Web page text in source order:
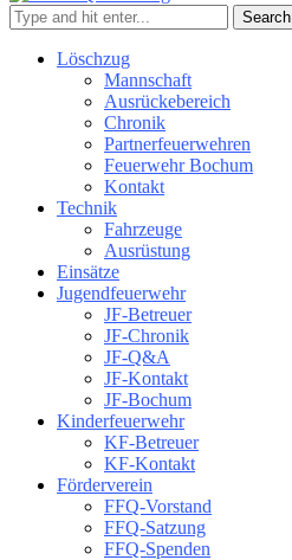
Search
Löschzug
Mannschaft
Ausrückebereich
Chronik
Partnerfeuerwehren
Feuerwehr Bochum
Kontakt
Technik
Fahrzeuge
Ausrüstung
Einsätze
Jugendfeuerwehr
JF-Betreuer
JF-Chronik
JF-Q&A
JF-Kontakt
JF-Bochum
Kinderfeuerwehr
KF-Betreuer
KF-Kontakt
Förderverein
FFQ-Vorstand
FFQ-Satzung
FFQ-Spenden